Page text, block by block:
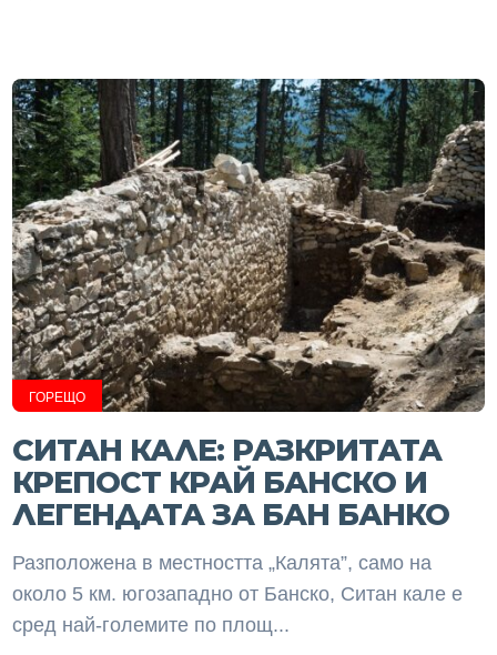
ГОРЕЩО
СИТАН КАЛЕ: РАЗКРИТАТА
КРЕПОСТ КРАЙ БАНСКО И
ЛЕГЕНДАТА ЗА БАН БАНКО
Разположена в местността „Калята”, само на
около 5 км. югозападно от Банско, Ситан кале е
сред най-големите по площ...